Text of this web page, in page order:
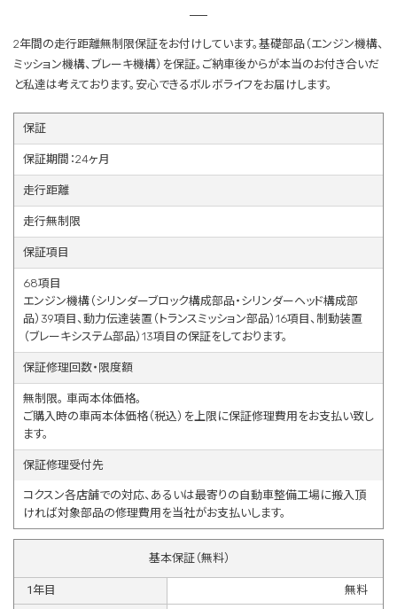
2年間の走行距離無制限保証をお付けしています。基礎部品（エンジン機構、
ミッション機構、ブレーキ機構）を保証。ご納車後からが本当のお付き合いだ
と私達は考えております。安心できるボルボライフをお届けします。
保証
保証期間：24ヶ月
走行距離
走行無制限
保証項目
68項目
エンジン機構（シリンダーブロック構成部品・シリンダーヘッド構成部
品）39項目、動力伝達装置（トランスミッション部品）16項目、制動装置
（ブレーキシステム部品）13項目の保証をしております。
保証修理回数・限度額
無制限。 車両本体価格。
ご購入時の車両本体価格（税込）を上限に保証修理費用をお支払い致し
ます。
保証修理受付先
コクスン各店舗での対応、あるいは最寄りの自動車整備工場に搬入頂
ければ対象部品の修理費用を当社がお支払いします。
基本保証（無料）
1年目
無料